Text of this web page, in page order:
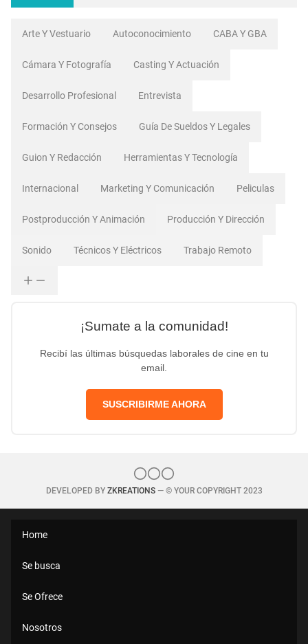
Arte Y Vestuario Autoconocimiento CABA Y GBA
Cámara Y Fotografía Casting Y Actuación
Desarrollo Profesional Entrevista
Formación Y Consejos Guía De Sueldos Y Legales
Guion Y Redacción Herramientas Y Tecnología
Internacional Marketing Y Comunicación Peliculas
Postproducción Y Animación Producción Y Dirección
Sonido Técnicos Y Eléctricos Trabajo Remoto
¡Sumate a la comunidad!
Recibí las últimas búsquedas laborales de cine en tu
email.
SUSCRIBIRME AHORA
DEVELOPED BY ZKREATIONS— © YOUR COPYRIGHT 2023
Home
Se busca
Se Ofrece
Nosotros